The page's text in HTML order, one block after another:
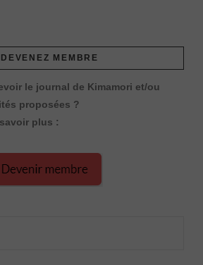
DEVENEZ MEMBRE
le journal de Kimamori et/ou
proposées ?
plus :